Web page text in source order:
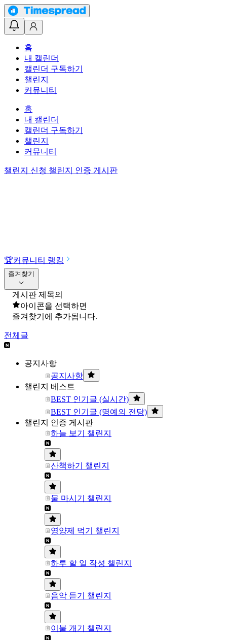
홈
내 캘린더
캘린더 구독하기
챌린지
커뮤니티
홈
내 캘린더
캘린더 구독하기
챌린지
커뮤니티
챌린지 신청 챌린지 인증 게시판
🏆커뮤니티 랭킹
즐겨찾기
게시판 제목의
아이콘을 선택하면
즐겨찾기에 추가됩니다.
전체글
공지사항
공지사항
챌린지 베스트
BEST 인기글 (실시간)
BEST 인기글 (명예의 전당)
챌린지 인증 게시판
하늘 보기 챌린지
산책하기 챌린지
물 마시기 챌린지
영양제 먹기 챌린지
하루 할 일 작성 챌린지
음악 듣기 챌린지
이불 개기 챌린지